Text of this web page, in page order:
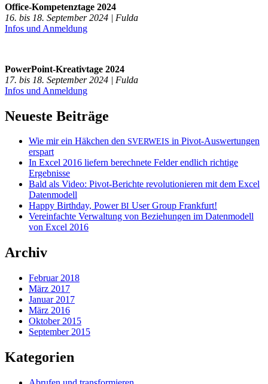
Office-Kompetenztage 2024
16. bis 18. September 2024 | Fulda
Infos und Anmeldung
PowerPoint-Kreativtage 2024
17. bis 18. September 2024 | Fulda
Infos und Anmeldung
Neueste Beiträge
Wie mir ein Häkchen den SVERWEIS in Pivot-Auswertungen
erspart
In Excel 2016 liefern berechnete Felder endlich richtige
Ergebnisse
Bald als Video: Pivot-Berichte revolutionieren mit dem Excel
Datenmodell
Happy Birthday, PowerBI User Group Frankfurt!
Vereinfachte Verwaltung von Beziehungen im Datenmodell
von Excel 2016
Archiv
Februar 2018
März 2017
Januar 2017
März 2016
Oktober 2015
September 2015
Kategorien